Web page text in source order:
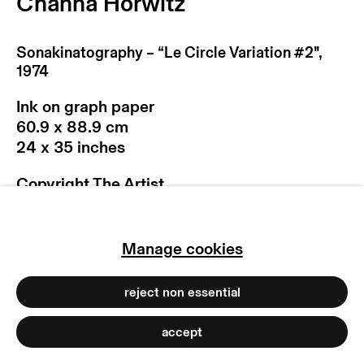
imprint
manage cookies
copyright © 2026 max goelitz
site by artlogic
Manage cookies
reject non essential
accept
Sonakinatography – “Le Circle Variation #2",
1974
Ink on graph paper
60.9 x 88.9 cm
24 x 35 inches
Copyright The Artist
Die Werkserie 'Sonakinatography', die
Channa Horwitz in den 1960er Jahren
entwickelte und bis zu ihrem Tod fortsetzte,